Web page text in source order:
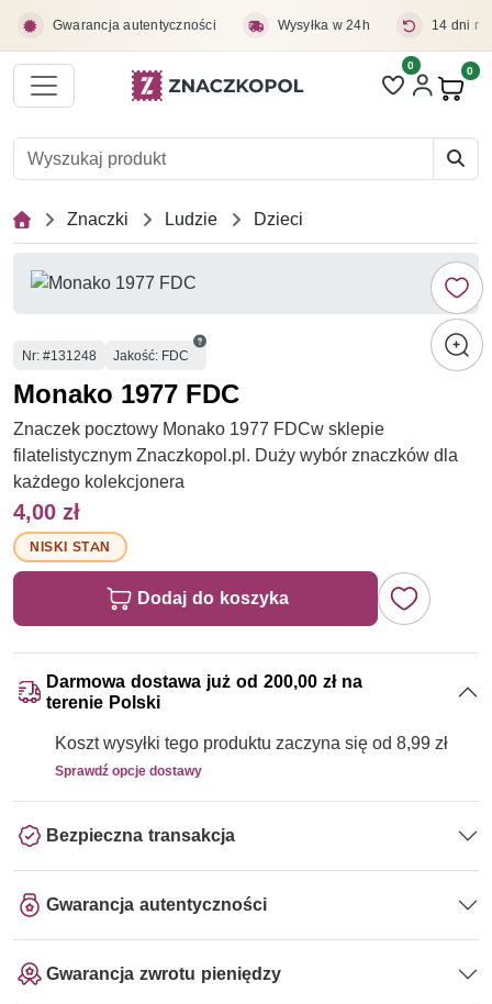
Gwarancja autentyczności Wysyłka w 24h 14 dni
Liczba pozycji
0 0
Znaczki Ludzie Dzieci
Numer
Nr: #131248 Jakość: FDC
Monako 1977 FDC
Znaczek pocztowy Monako 1977 FDCw sklepie
filatelistycznym Znaczkopol.pl. Duży wybór znaczków dla
każdego kolekcjonera
4,00 zł
NISKI STAN
Dodaj do koszyka
Darmowa dostawa już od 200,00 zł na
terenie Polski
Koszt wysyłki tego produktu zaczyna się od 8,99 zł
Sprawdź opcje dostawy
Bezpieczna transakcja
Gwarancja autentyczności
Gwarancja zwrotu pieniędzy